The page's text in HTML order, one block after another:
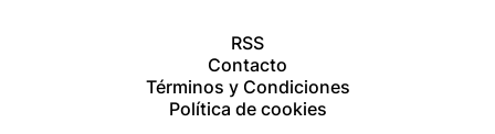
RSS
Contacto
Términos y Condiciones
Política de cookies